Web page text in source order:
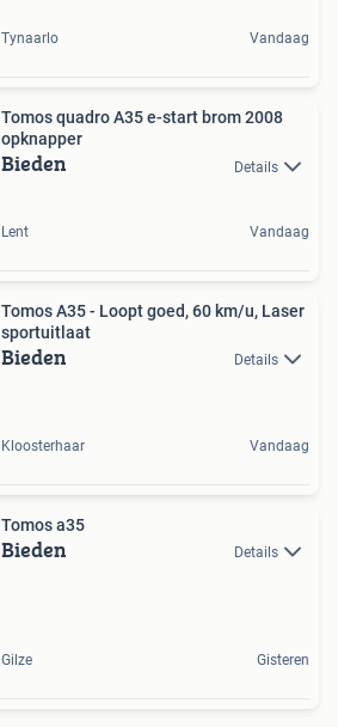
Tynaarlo Vandaag
Tomos quadro A35 e-start brom 2008
opknapper
Bieden Details
Lent Vandaag
Tomos A35 - Loopt goed, 60 km/u, Laser
sportuitlaat
Bieden Details
Kloosterhaar Vandaag
Tomos a35
Bieden Details
Gilze Gisteren